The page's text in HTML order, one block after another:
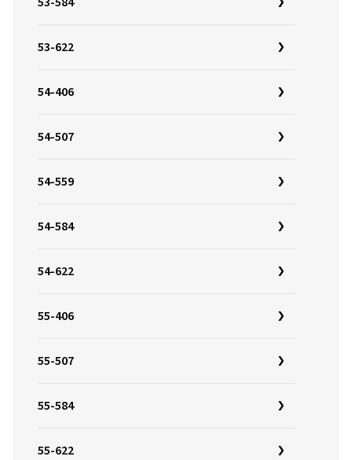
53-622
54-406
54-507
54-559
54-584
54-622
55-406
55-507
55-584
55-622